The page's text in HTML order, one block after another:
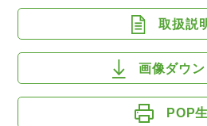
取扱説
画像ダウ
POP